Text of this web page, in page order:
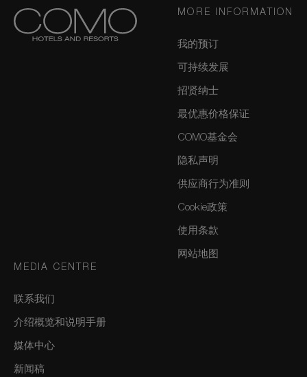
MORE INFORMATION
我的预订
可持续发展
招贤纳士
最优惠价格保证
COMO基金会
隐私声明
供应商行为准则
Cookie政策
使用条款
网站地图
MEDIA CENTRE
联系我们
介绍概览和说明手册
媒体中心
新闻稿